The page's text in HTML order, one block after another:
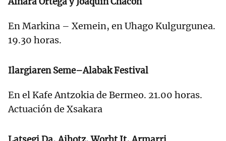
En Markina – Xemein, en Uhago Kulgurgunea.
19.30 horas.
Ilargiaren Seme–Alabak Festival
En el Kafe Antzokia de Bermeo. 21.00 horas.
Actuación de Xsakara